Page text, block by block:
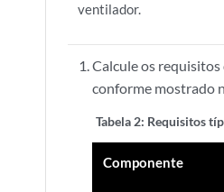
ventilador.
Calcule os requisitos
conforme mostrado
Tabela 2: Requisitos
Componente